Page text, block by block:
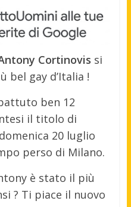
Cortinovis si
bel gay d’Italia !
ben 12
il titolo di
20 luglio
perso di Milano.
è stato il più
? Ti piace il nuovo